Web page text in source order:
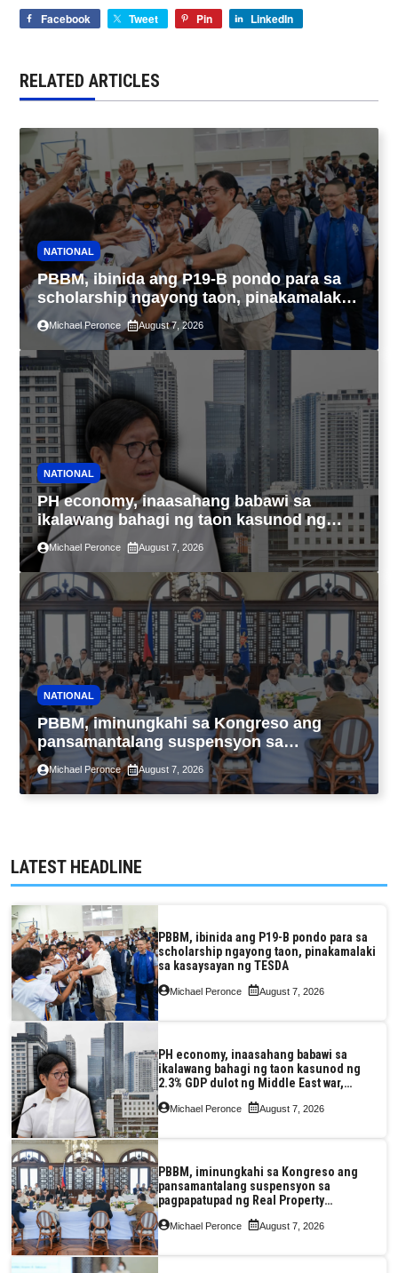
Facebook Tweet Pin LinkedIn
RELATED ARTICLES
NATIONAL
PBBM, ibinida ang P19-B pondo para sa
scholarship ngayong taon, pinakamalaki
sa kasaysayan ng TESDA
Michael Peronce August 7, 2026
NATIONAL
PH economy, inaasahang babawi sa
ikalawang bahagi ng taon kasunod ng
2.3% GDP dulot ng Middle East war,
pagkaantala ng public construction
Michael Peronce August 7, 2026
NATIONAL
PBBM, iminungkahi sa Kongreso ang
pansamantalang suspensyon sa
pagpapatupad ng Real Property Valuation
and Assessment Reform Act
Michael Peronce August 7, 2026
LATEST HEADLINE
PBBM, ibinida ang P19-B pondo para sa
scholarship ngayong taon, pinakamalaki
sa kasaysayan ng TESDA
Michael Peronce August 7, 2026
PH economy, inaasahang babawi sa
ikalawang bahagi ng taon kasunod ng
2.3% GDP dulot ng Middle East war,
pagkaantala ng public construction
Michael Peronce August 7, 2026
PBBM, iminungkahi sa Kongreso ang
pansamantalang suspensyon sa
pagpapatupad ng Real Property
Valuation and Assessment Reform Act
Michael Peronce August 7, 2026